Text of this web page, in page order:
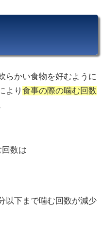
らかい食物を好むように
より 食事の際の噛む回数
数は
以下まで噛む回数が減少